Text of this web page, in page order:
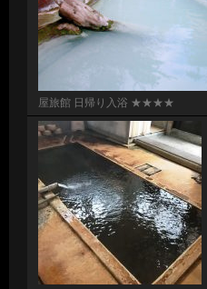
屋旅館 日帰り入浴 ★★★★